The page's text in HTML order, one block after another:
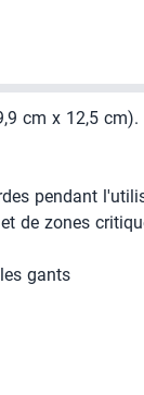
cm x 12,5
pendant
de zones
gants